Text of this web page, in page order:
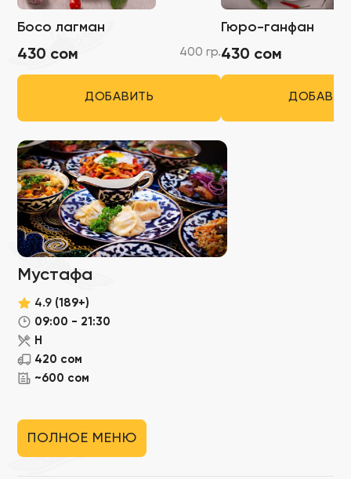
Босо лагман
430 сом 400 гр.
ДОБАВИТЬ
Гюро-ганфан
430 сом
Мустафа
4.9 (189+)
09:00 - 21:30
Н
420 сом
~600 сом
ПОЛНОЕ МЕНЮ